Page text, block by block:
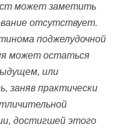
может заметить
отсутствует.
поджелудочной
может остаться
или
заняв практически
достигшей этого